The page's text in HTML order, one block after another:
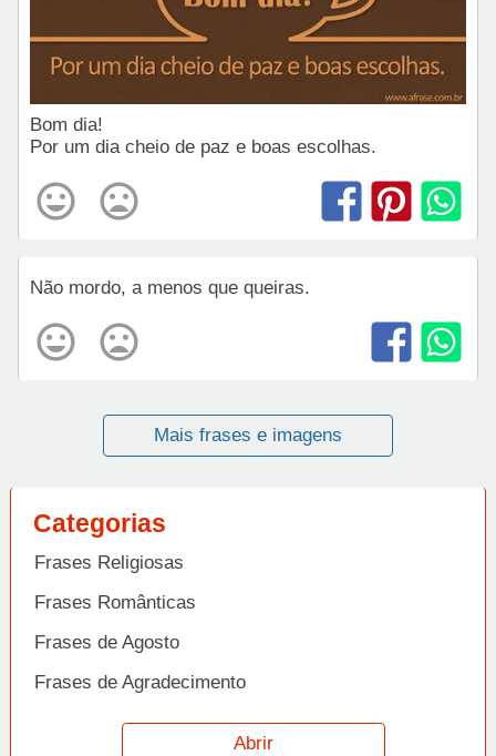
Bom dia!
Por um dia cheio de paz e boas escolhas.
Não mordo, a menos que queiras.
Mais frases e imagens
Categorias
Frases Religiosas
Frases Românticas
Frases de Agosto
Frases de Agradecimento
Frases de Amizade
Abrir